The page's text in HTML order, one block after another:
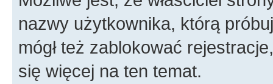
nazwy użytkownika, którą
mógł też zablokować
się więcej na ten temat.